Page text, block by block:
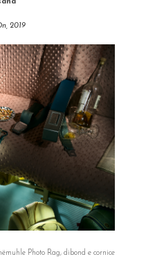
2019
Photo Rag, dibond e cornice